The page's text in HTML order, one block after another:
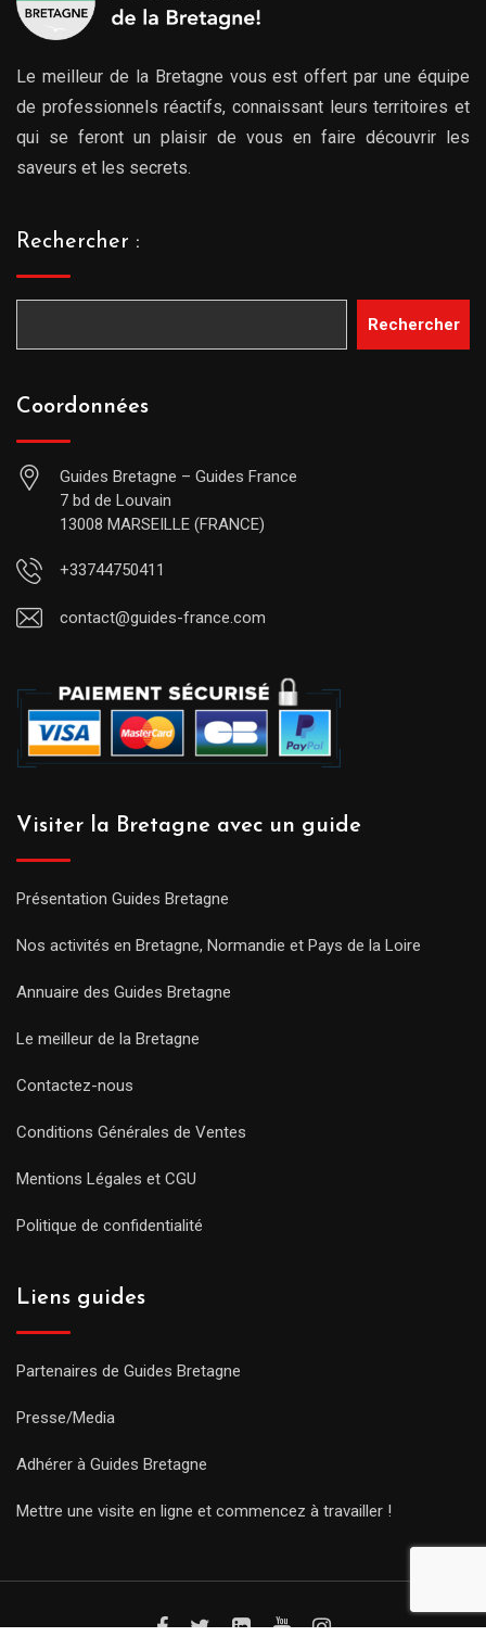
Le meilleur de la Bretagne vous est offert par une équipe
de professionnels réactifs, connaissant leurs territoires et
qui se feront un plaisir de vous en faire découvrir les
saveurs et les secrets.
Rechercher :
Rechercher
Coordonnées
Guides Bretagne – Guides France
7 bd de Louvain
13008 MARSEILLE (FRANCE)
+33744750411
contact@guides-france.com
Visiter la Bretagne avec un guide
Présentation Guides Bretagne
Nos activités en Bretagne, Normandie et Pays de la Loire
Annuaire des Guides Bretagne
Le meilleur de la Bretagne
Contactez-nous
Conditions Générales de Ventes
Mentions Légales et CGU
Politique de confidentialité
Liens guides
Partenaires de Guides Bretagne
Presse/Media
Adhérer à Guides Bretagne
Mettre une visite en ligne et commencez à travailler !